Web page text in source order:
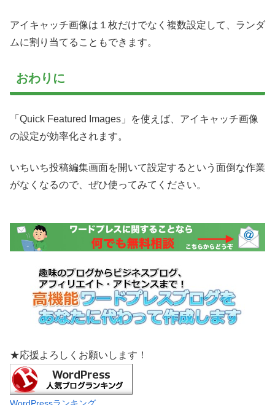
アイキャッチ画像は１枚だけでなく複数設定して、ランダ
ムに割り当てることもできます。
おわりに
「Quick Featured Images」を使えば、アイキャッチ画像
の設定が効率化されます。
いちいち投稿編集画面を開いて設定するという面倒な作業
がなくなるので、ぜひ使ってみてください。
★応援よろしくお願いします！